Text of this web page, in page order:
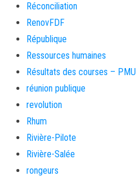
Réconciliation
RenovFDF
République
Ressources humaines
Résultats des courses – PMU
réunion publique
revolution
Rhum
Rivière-Pilote
Rivière-Salée
rongeurs